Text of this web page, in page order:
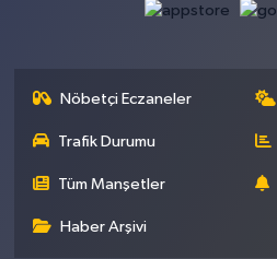
Nöbetçi Eczaneler
Trafik Durumu
Tüm Manşetler
Haber Arşivi